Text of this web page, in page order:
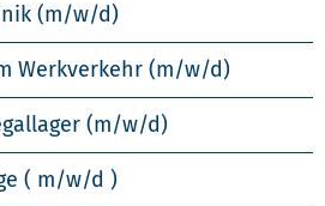
(m/w/d)
Werkverkehr (m/w/d)
(m/w/d)
( m/w/d )